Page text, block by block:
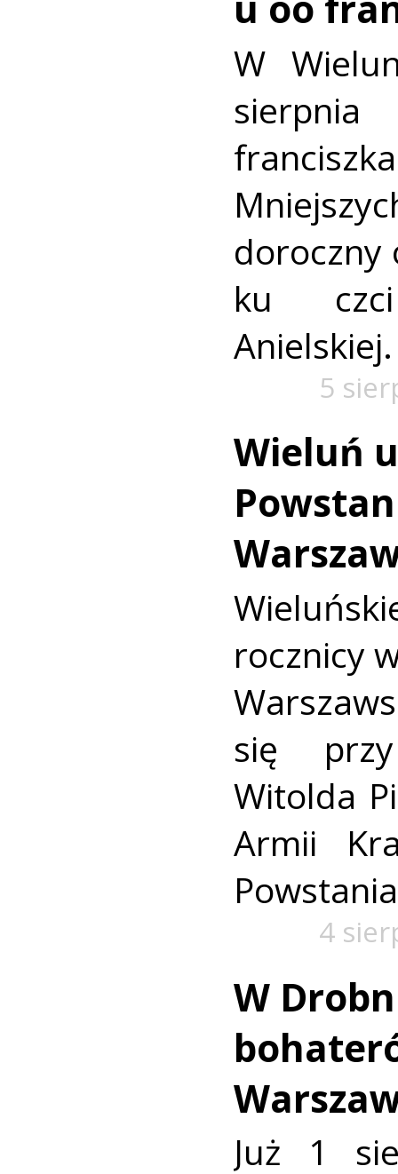
W
doroczny
ku
Anielskiej.
5
Wieluń
rocznicy
się
Witolda
Armii
4
W
Już 1